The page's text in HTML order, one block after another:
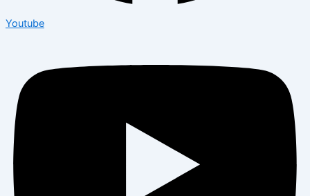
Youtube